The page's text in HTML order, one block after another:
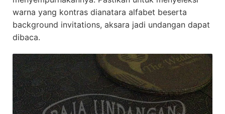
warna yang kontras dianatara alfabet beserta
background invitations, aksara jadi undangan dapat
dibaca.